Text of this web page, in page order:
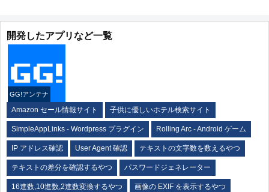
開発したアプリなど一覧
GG!アンテナ
Amazon セール情報サイト 子供に優しいホテル検索サイト
SimpleAppLinks - Wordpress プラグイン Rolling Arc - Android ゲーム
IP アドレス確認 User Agent 確認 テキストの文字数を数えるやつ
テキストの差分を確認するやつ パスワードジェネレーター
16進数,10進数,2進数変換するやつ 画像の EXIF を表示するやつ